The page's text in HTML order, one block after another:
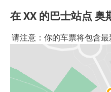
在 XX 的巴士站点 奥
请注意：你的车票将包含最